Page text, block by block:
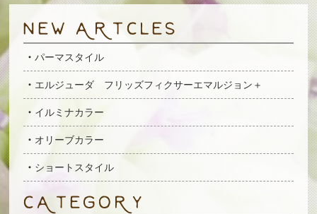
パーマスタイル
エルジューダ フリッズフィクサーエマルジョン＋
イルミナカラー
オリーブカラー
ショートスタイル